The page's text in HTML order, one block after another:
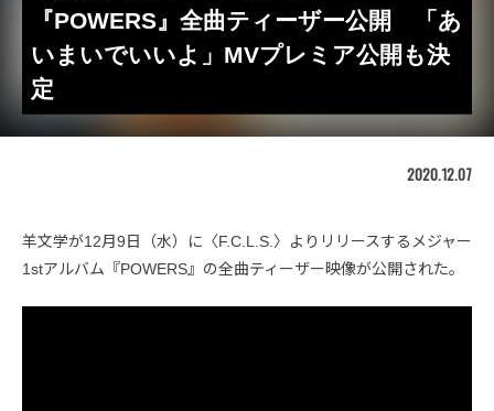
『POWERS』全曲ティーザー公開 「あ
いまいでいいよ」MVプレミア公開も決
定
2020.12.07
羊文学が12月9日（水）に〈F.C.L.S.〉よりリリースするメジャー
1stアルバム『POWERS』の全曲ティーザー映像が公開された。